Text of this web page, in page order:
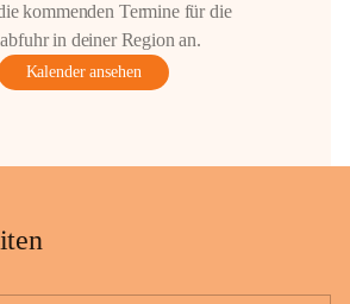
kommenden Termine für die
in deiner Region an.
Kalender ansehen